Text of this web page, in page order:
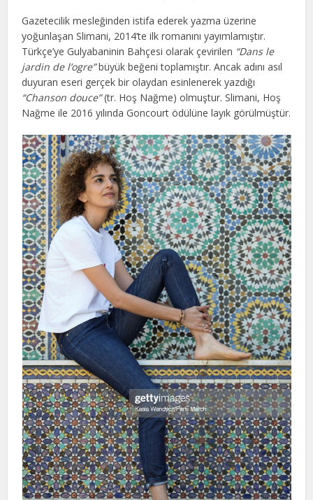
Gazetecilik mesleğinden istifa ederek yazma üzerine
yoğunlaşan Slimani, 2014’te ilk romanını yayımlamıştır.
Türkçe’ye Gulyabaninin Bahçesi olarak çevirilen “Dans le
jardin de l’ogre”büyük beğeni toplamıştır. Ancak adını asıl
duyuran eseri gerçek bir olaydan esinlenerek yazdığı
“Chanson douce”(tr. Hoş Nağme) olmuştur. Slimani, Hoş
Nağme ile 2016 yılında Goncourt ödülüne layık görülmüştür.